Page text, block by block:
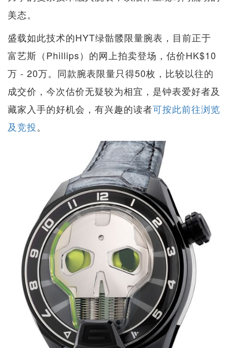
美态。
盛载如此技术的HYT绿骷髅限量腕表，目前正于
富艺斯（Phillips）的网上拍卖登场，估价HK$10
万 - 20万。同款腕表限量只得50枚，比较以往的
成交价，今次估价无疑较为相宜，是钟表爱好者及
藏家入手的好机会，有兴趣的读者可按此前往浏览
及竞投。